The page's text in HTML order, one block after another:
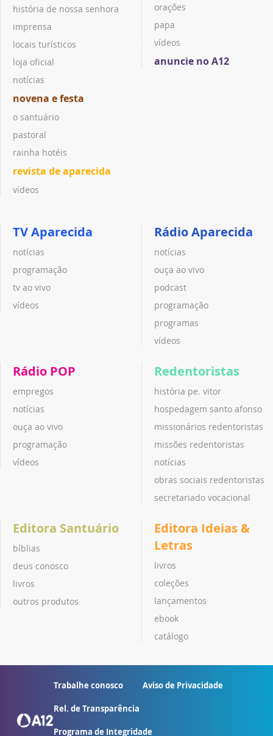
história de nossa senhora
imprensa
locais turísticos
loja oficial
notícias
novena e festa
o santuário
pastoral
rainha hotéis
revista de aparecida
vídeos
orações
papa
vídeos
anuncie no A12
TV Aparecida
notícias
programação
tv ao vivo
vídeos
Rádio Aparecida
notícias
ouça ao vivo
podcast
programação
programas
vídeos
Rádio POP
empregos
notícias
ouça ao vivo
programação
vídeos
Redentoristas
história pe. vitor
hospedagem santo afonso
missionários redentoristas
missões redentoristas
notícias
obras sociais redentoristas
secretariado vocacional
Editora Santuário
bíblias
deus conosco
livros
outros produtos
Editora Ideias &
Letras
livros
coleções
lançamentos
ebook
catálogo
Trabalhe conosco Aviso de Privacidade
Rel. de Transparência
Programa de Integridade